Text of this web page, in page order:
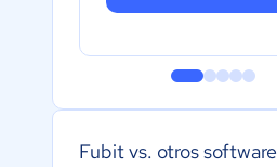
Fubit vs. otros software